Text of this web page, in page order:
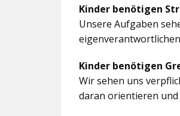
Kinder benötigen
Unsere Aufgaben
Kinder benötigen
Wir sehen uns
daran orientieren